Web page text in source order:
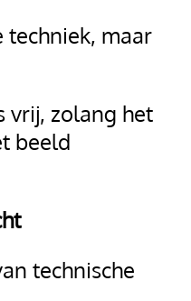
techniek, maar
vrij, zolang het
beeld
technische